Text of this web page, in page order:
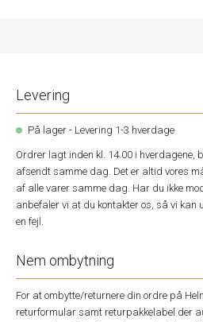
Levering
På lager - Levering 1-3 hverdage
Ordrer lagt inden kl. 14.00 i hverdagene,
afsendt samme dag. Det er altid vores
af alle varer samme dag. Har du ikke
anbefaler vi at du kontakter os, så vi kan
en fejl.
Nem ombytning
For at ombytte/returnere din ordre på
returformular samt returpakkelabel der